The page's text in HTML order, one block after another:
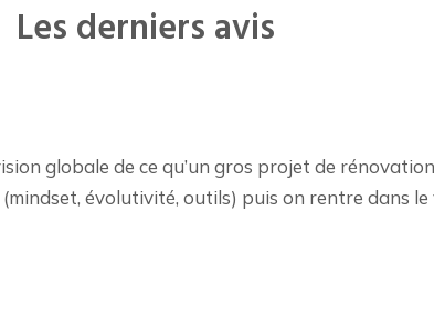
Les derniers avis
globale de ce qu’un gros projet de
évolutivité, outils) puis on rentre dans